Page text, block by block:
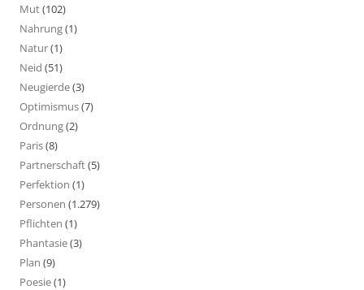
Mut(102)
Nahrung(1)
Natur(1)
Neid (51)
Neugierde(3)
Optimismus(7)
Ordnung(2)
Paris(8)
Partnerschaft(5)
Perfektion (1)
Personen (1.279)
Pflichten (1)
Phantasie(3)
Plan (9)
Poesie(1)